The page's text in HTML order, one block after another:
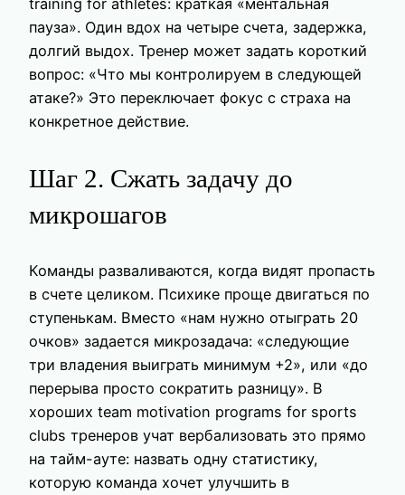
training for athletes: краткая «ментальная
пауза». Один вдох на четыре счета, задержка,
долгий выдох. Тренер может задать короткий
вопрос: «Что мы контролируем в следующей
атаке?» Это переключает фокус с страха на
конкретное действие.
Шаг 2. Сжать задачу до
микрошагов
Команды разваливаются, когда видят пропасть
в счете целиком. Психике проще двигаться по
ступенькам. Вместо «нам нужно отыграть 20
очков» задается микрозадача: «следующие
три владения выиграть минимум +2», или «до
перерыва просто сократить разницу». В
хороших team motivation programs for sports
clubs тренеров учат вербализовать это прямо
на тайм-ауте: назвать одну статистику,
которую команда хочет улучшить в